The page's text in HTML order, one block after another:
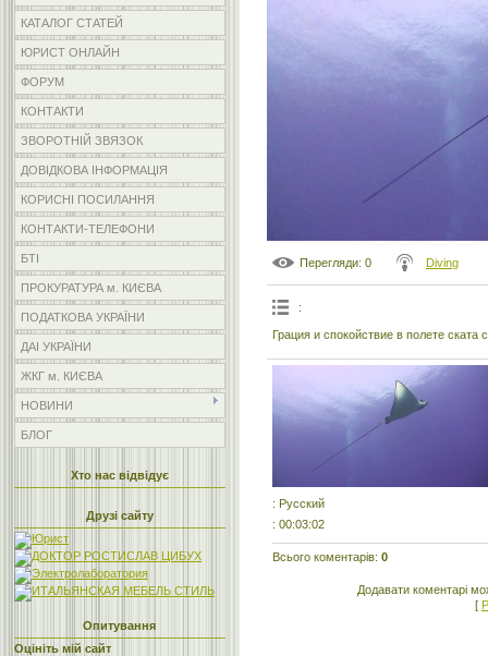
КАТАЛОГ СТАТЕЙ
ЮРИСТ ОНЛАЙН
ФОРУМ
КОНТАКТИ
ЗВОРОТНІЙ ЗВЯЗОК
ДОВІДКОВА ІНФОРМАЦІЯ
КОРИСНІ ПОСИЛАННЯ
КОНТАКТИ-ТЕЛЕФОНИ
БТІ
ПРОКУРАТУРА м. КИЄВА
ПОДАТКОВА УКРАЇНИ
ДАІ УКРАЇНИ
ЖКГ м. КИЄВА
НОВИНИ
БЛОГ
Хто нас відвідує
Друзі сайту
Опитування
Оцініть мій сайт
Перегляди: 0 Diving
:
Грация и спокойствие в полете ската
: Русский
: 00:03:02
Всього коментарів: 0
Додавати коментарі
[